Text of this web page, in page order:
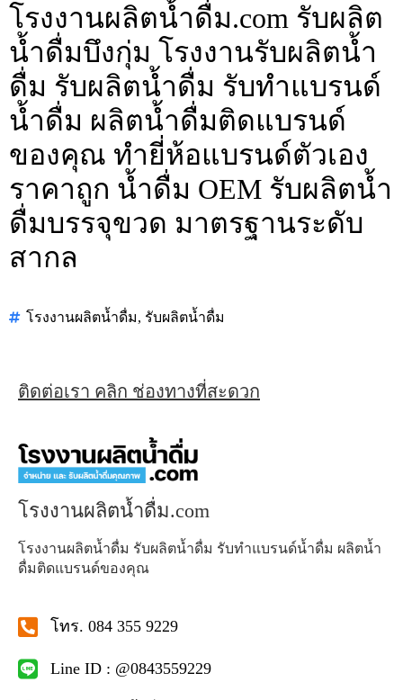
โรงงานผลิตน้ำดื่ม.com รับผลิต
น้ำดื่มบึงกุ่ม โรงงานรับผลิตน้ำ
ดื่ม รับผลิตน้ำดื่ม รับทำแบรนด์
น้ำดื่ม ผลิตน้ำดื่มติดแบรนด์
ของคุณ ทำยี่ห้อแบรนด์ตัวเอง
ราคาถูก น้ำดื่ม OEM รับผลิตน้ำ
ดื่มบรรจุขวด มาตรฐานระดับ
สากล
โรงงานผลิตน้ำดื่ม, รับผลิตน้ำดื่ม
ติดต่อเรา คลิก ช่องทางที่สะดวก
โรงงานผลิตน้ำดื่ม.com
โรงงานผลิตน้ำดื่ม รับผลิตน้ำดื่ม รับทำแบรนด์น้ำดื่ม ผลิตน้ำ
ดื่มติดแบรนด์ของคุณ
โทร. 084 355 9229
Line ID : @0843559229